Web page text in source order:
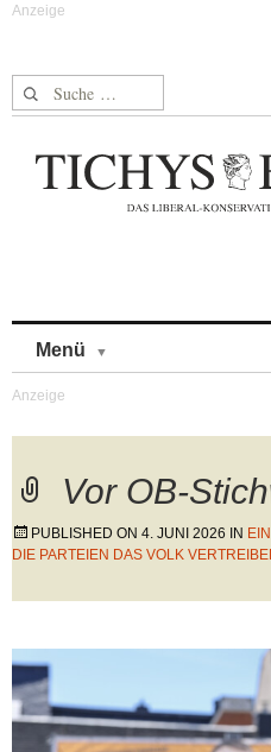
Suche nach:
Menü
Vor OB-
PUBLISHED ON 4. JUNI 2026 IN
DIE PARTEIEN DAS VOLK